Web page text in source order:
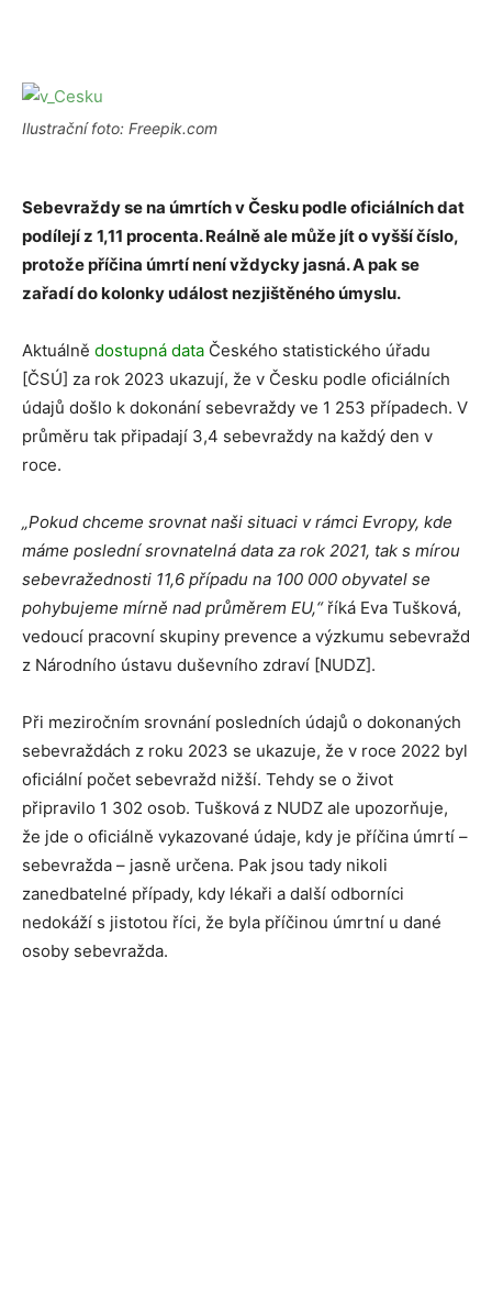
Ilustrační foto: Freepik.com
Sebevraždy se na úmrtích v Česku podle oficiálních dat
podílejí z 1,11 procenta. Reálně ale může jít o vyšší číslo,
protože příčina úmrtí není vždycky jasná. A pak se
zařadí do kolonky událost nezjištěného úmyslu.
Aktuálně dostupná data Českého statistického úřadu
[ČSÚ] za rok 2023 ukazují, že v Česku podle oficiálních
údajů došlo k dokonání sebevraždy ve 1 253 případech. V
průměru tak připadají 3,4 sebevraždy na každý den v
roce.
„Pokud chceme srovnat naši situaci v rámci Evropy, kde
máme poslední srovnatelná data za rok 2021, tak s mírou
sebevražednosti 11,6 případu na 100 000 obyvatel se
pohybujeme mírně nad průměrem EU,“ říká Eva Tušková,
vedoucí pracovní skupiny prevence a výzkumu sebevražd
z Národního ústavu duševního zdraví [NUDZ].
Při meziročním srovnání posledních údajů o dokonaných
sebevraždách z roku 2023 se ukazuje, že v roce 2022 byl
oficiální počet sebevražd nižší. Tehdy se o život
připravilo 1 302 osob. Tušková z NUDZ ale upozorňuje,
že jde o oficiálně vykazované údaje, kdy je příčina úmrtí –
sebevražda – jasně určena. Pak jsou tady nikoli
zanedbatelné případy, kdy lékaři a další odborníci
nedokáží s jistotou říci, že byla příčinou úmrtní u dané
osoby sebevražda.